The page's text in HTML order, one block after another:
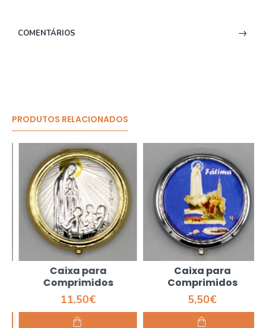
COMENTÁRIOS
PRODUTOS RELACIONADOS
Caixa para
Comprimidos
11,50€
Caixa para
Comprimidos
5,50€